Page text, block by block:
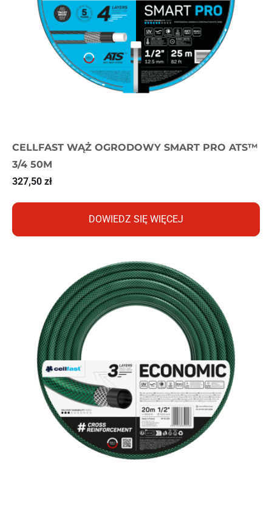
CELLFAST WĄŻ OGRODOWY SMART PRO ATS™
3/4 50M
327,50 zł
DOWIEDZ SIĘ WIĘCEJ